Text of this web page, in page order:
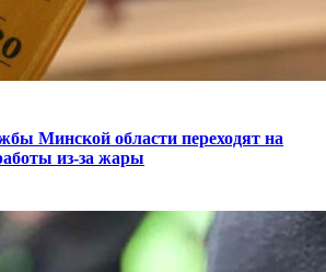
Минской области переходят на
из-за жары